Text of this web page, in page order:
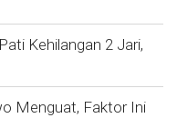
Kehilangan 2 Jari,
Menguat, Faktor Ini